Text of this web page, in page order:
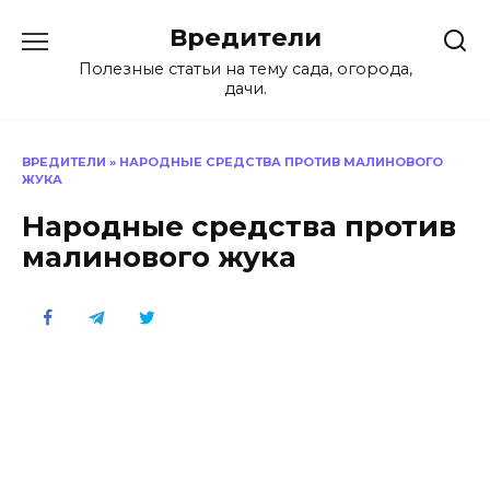
содержанию
Вредители
Полезные статьи на тему сада, огорода,
дачи.
ВРЕДИТЕЛИ » НАРОДНЫЕ СРЕДСТВА ПРОТИВ МАЛИНОВОГО
ЖУКА
Народные средства против
малинового жука